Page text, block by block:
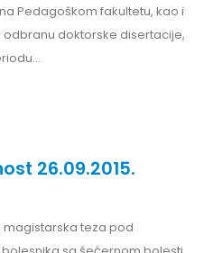
Pedagoškom fakultetu, kao i
odbranu doktorske disertacije,
26.09.2015.
magistarska teza pod